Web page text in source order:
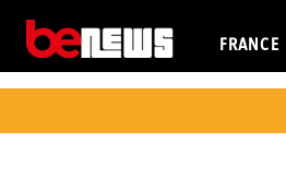
FRANCE